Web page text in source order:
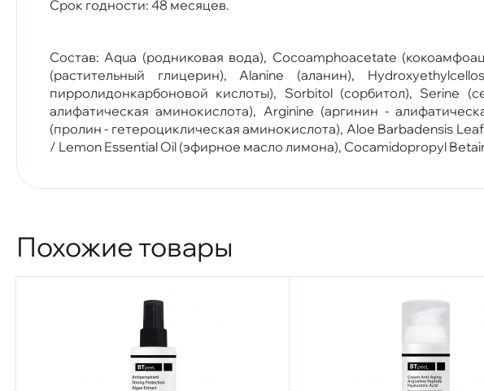
Срок годности: 48 месяцев.
Состав: Aqua (родниковая вода), Cocoamphoacetate
(растительный глицерин), Alanine (аланин),
пирролидонкарбоновой кислоты), Sorbitol (сорбитол), Serine
алифатическая аминокислота), Arginine (аргинин -
(пролин - гетероциклическая аминокислота), Aloe Barbadensis
/ Lemon Essential Oil (эфирное масло лимона), Cocamidopropyl
Похожие товары